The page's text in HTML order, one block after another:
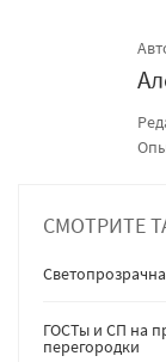
СМОТРИТЕ
ГОСТы и СП на
перегородки